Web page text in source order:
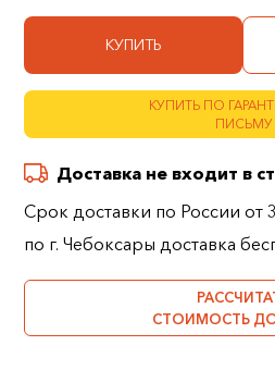
КУПИТЬ
КУПИТЬ ПО
ПИСЬМУ
Доставка не входит в
Срок доставки по России от
по г. Чебоксары доставка
СТОИМОСТЬ